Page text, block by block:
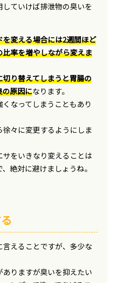
ていけば排泄物の臭いを
を変える場合には2週間ほど
率を増やしながら変えま
り替えてしまうと胃腸の
の原因になります。
なってしまうこともあり
々に変更するようにしま
をいきなり変えることは
絶対に避けましょうね。
えることですが、多少な
りますが臭いを抑えたい